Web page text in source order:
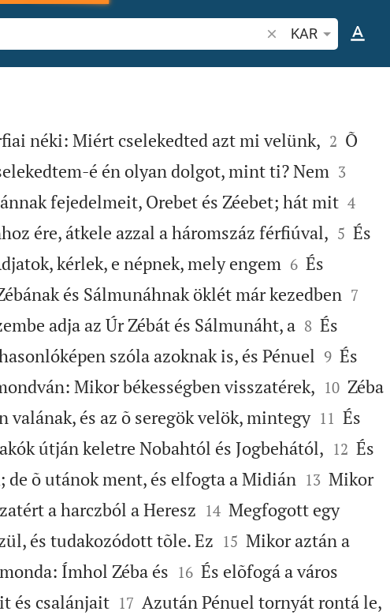
Igevers vagy szó
KAR
néki: Miért cselekedted azt mi velünk,

2 Õ
é én olyan dolgot, mint ti? Nem

3
fejedelmeit, Orebet és Zéebet; hát mit

4
ére, átkele azzal a háromszáz férfiúval,
5 És
kérlek, e népnek, mely engem
6 És
és Sálmunáhnak öklét már kezedben

7
adja az Úr Zébát és Sálmunáht, a
8 És
szóla azoknak is, és Pénuel 

9 És
Mikor békességben visszatérek,
10 Zéba
valának, és az õ seregök velök, mintegy
11 És
útján keletre Nobahtól és Jogbehától,
12 És
õ utánok ment, és elfogta a Midián
13 Mikor
a harczból a Heresz
14 Megfogott egy
és tudakozódott tõle. Ez
15 Mikor aztán a
Ímhol Zéba és
16 És elõfogá a város
és csalánjait
17 Azután Pénuel tornyát rontá le,